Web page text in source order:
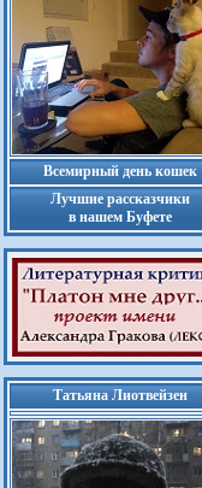
Всемирный день кошек
Лучшие рассказчики
в нашем Буфете
Татьяна Лиотвейзен